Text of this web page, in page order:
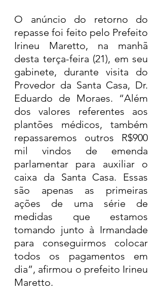
O anúncio do retorno do
repasse foi feito pelo Prefeito
Irineu Maretto, na manhã
desta terça-feira (21), em seu
gabinete, durante visita do
Provedor da Santa Casa, Dr.
Eduardo de Moraes. “Além
dos valores referentes aos
plantões médicos, também
repassaremos outros R$900
mil vindos de emenda
parlamentar para auxiliar o
caixa da Santa Casa. Essas
são apenas as primeiras
ações de uma série de
medidas que estamos
tomando junto à Irmandade
para conseguirmos colocar
todos os pagamentos em
dia”, afirmou o prefeito Irineu
Maretto.